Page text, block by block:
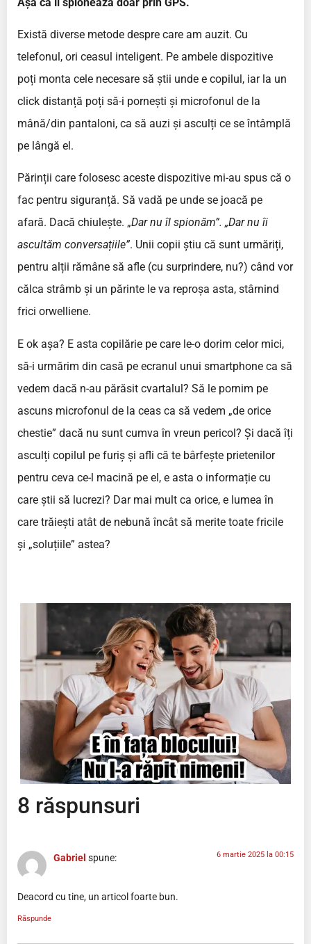
Există diverse metode despre care am auzit. Cu
telefonul, ori ceasul inteligent. Pe ambele dispozitive
poți monta cele necesare să știi unde e copilul, iar la un
click distanță poți să-i pornești și microfonul de la
mână/din pantaloni, ca să auzi și asculți ce se întâmplă
pe lângă el.
Părinții care folosesc aceste dispozitive mi-au spus că o
fac pentru siguranță. Să vadă pe unde se joacă pe
afară. Dacă chiulește. „Dar nu îl spionăm”. „Dar nu îi
ascultăm conversațiile”. Unii copii știu că sunt urmăriți,
pentru alții rămâne să afle (cu surprindere, nu?) când vor
călca strâmb și un părinte le va reproșa asta, stârnind
frici orwelliene.
E ok așa? E asta copilărie pe care le-o dorim celor mici,
să-i urmărim din casă pe ecranul unui smartphone ca să
vedem dacă n-au părăsit cvartalul? Să le pornim pe
ascuns microfonul de la ceas ca să vedem „de orice
chestie” dacă nu sunt cumva în vreun pericol? Și dacă îți
asculți copilul pe furiș și afli că te bârfește prietenilor
pentru ceva ce-l macină pe el, e asta o informație cu
care știi să lucrezi? Dar mai mult ca orice, e lumea în
care trăiești atât de nebună încât să merite toate fricile
și „soluțiile” astea?
8 răspunsuri
Gabriel spune: 6 martie 2025 la 00:15
Deacord cu tine, un articol foarte bun.
Răspunde